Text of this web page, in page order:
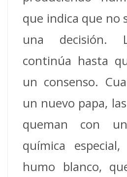
que indica que no
una decisión.
continúa hasta
un consenso.
un nuevo papa,
queman con
química
humo blanco,